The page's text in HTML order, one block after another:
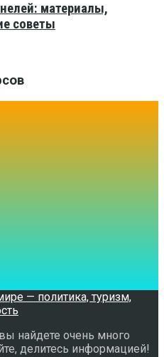
материалы,
советы
найдете очень много
делитесь информацией!